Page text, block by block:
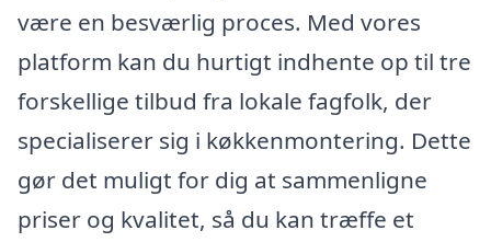
være en besværlig proces. Med vores
platform kan du hurtigt indhente op til tre
forskellige tilbud fra lokale fagfolk, der
specialiserer sig i køkkenmontering. Dette
gør det muligt for dig at sammenligne
priser og kvalitet, så du kan træffe et